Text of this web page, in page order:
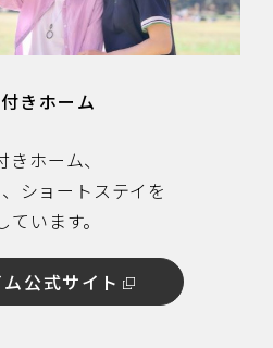
きホーム
きホーム、
ショートステイを
ています。
公式サイト